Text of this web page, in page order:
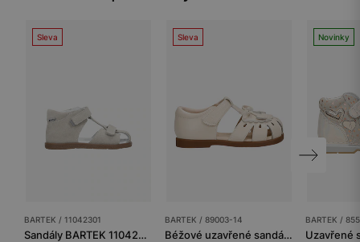
Sleva
BARTEK / 11042301
Sandály BARTEK 11042305, pro dívky, béžové
Sleva
BARTEK / 89003-14
Béžové uzavřené sandály pro dívky BARTEK 89003-14
Novinky
BARTEK /